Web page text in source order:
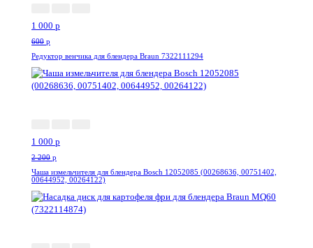
1 000 p
600 p
Редуктор венчика для блендера Braun 7322111294
1 000 p
2 200 p
Чаша измельчителя для блендера Bosch 12052085 (00268636, 00751402,
00644952, 00264122)